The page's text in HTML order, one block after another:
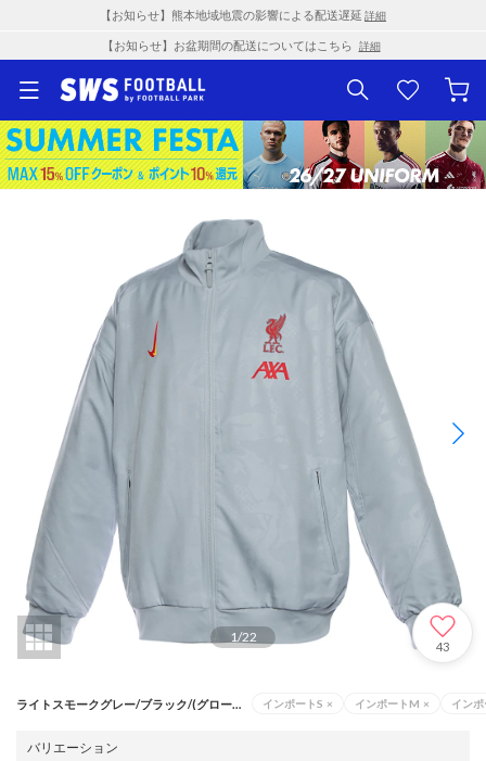
【お知らせ】熊本地域地震の影響による配送遅延 詳細
【お知らせ】お盆期間の配送についてはこちら 詳細
1/22
43
ライトスモークグレー/ブラック/(グローバルレッド)（78） インポートS × インポートM × イン
バリエーション